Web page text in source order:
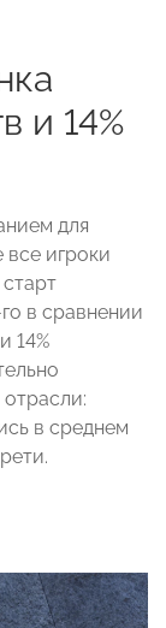
и 14%
для
все игроки
в сравнении
14%
в среднем